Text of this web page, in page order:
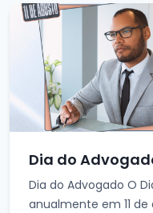
Dia do
Dia do Advogado O Dia do Advogado é comemorado
anualmente em 11